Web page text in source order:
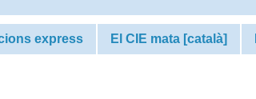
express El CIE mata [català]